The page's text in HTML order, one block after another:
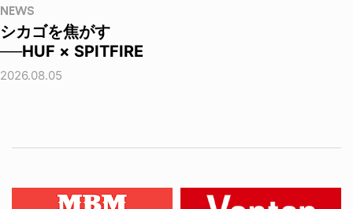
NEWS
シカゴを焦がす
──HUF × SPITFIRE
2026.08.05